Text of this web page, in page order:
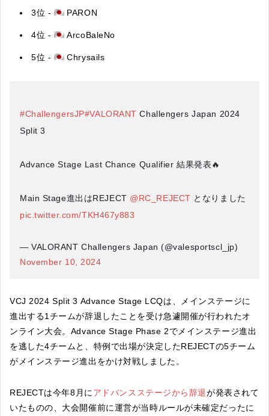
3位 - PARON
4位 - ArcoBaleNo
5位 - Chrysails
#ChallengersJP#VALORANT Challengers Japan 2024
Split 3
Advance Stage Last Chance Qualifier 結果発表🔥
Main Stage進出はREJECT @RC_REJECT となりました
pic.twitter.com/TKH467y883
— VALORANT Challengers Japan (@valesportscl_jp)
November 10, 2024
VCJ 2024 Split 3 Advance Stage LCQは、メインステージに
進出する1チームが辞退したことを受け急遽開催が行われたオ
ンライン大会。Advance Stage Phase 2でメインステージ進出
を逃した4チームと、特例で出場が決定したREJECTの5チーム
がメインステージ進出をかけ対戦しました。
REJECTは今年8月に アドバンスステージから辞退が発表されて
いたものの、大会開催前に運営が当時ルールが未確定だったに